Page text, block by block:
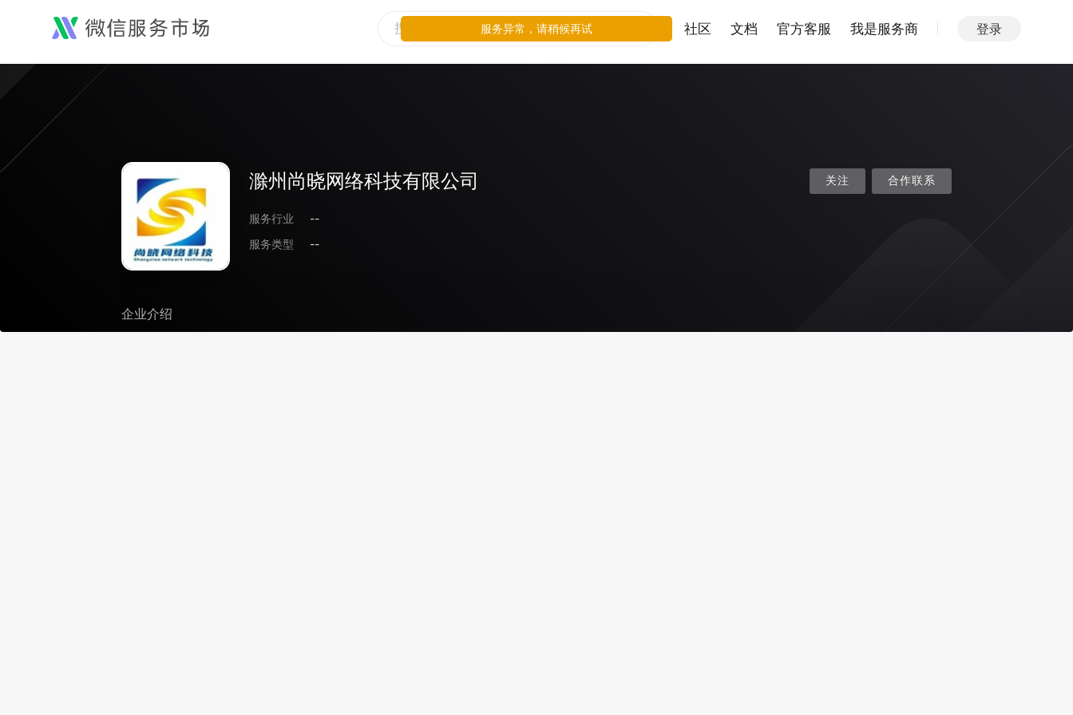
社区 文档 官方客服 我是服务商 登录
滁州尚晓网络科技有限公司
服务行业
--
服务类型
--
关注 合作联系
企业介绍
服务异常，请稍候再试